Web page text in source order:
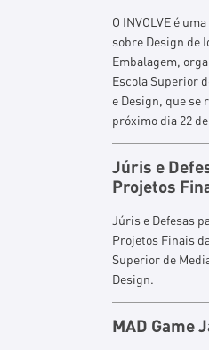
O INVOLVE é
sobre Design de
Embalagem,
Escola Superior
e Design, que se
próximo dia 22
Júris e
Projetos
Júris e Defesas
Projetos Finais
Superior de
Design.
MAD Game